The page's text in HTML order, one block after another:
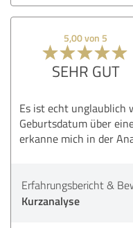
5,00 von 5
SEHR GUT
Es ist echt unglaublich
Geburtsdatum über
erkanne mich in der
Erfahrungsbericht &
Kurzanalyse